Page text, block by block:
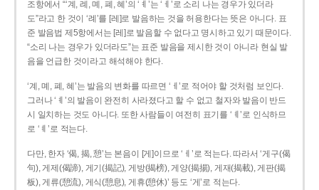
조항에서 “‘계, 례, 몌, 폐, 혜’의 ‘ㅖ’는 ‘ㅔ’로 소리 나는 경우가 있더라
도”라고 한 것이 ‘례’를 [레]로 발음하는 것을 허용한다는 뜻은 아니다. 표
준 발음법 제5항에서는 [레]로 발음할 수 없다고 명시하고 있기 때문이다.
“소리 나는 경우가 있더라도”는 표준 발음을 제시한 것이 아니라 현실 발
음을 언급한 것이라고 해석해야 한다.
‘계, 몌, 폐, 혜’는 발음의 변화를 따르면 ‘ㅔ’로 적어야 할 것처럼 보인다.
그러나 ‘ㅖ’의 발음이 완전히 사라졌다고 할 수 없고 철자와 발음이 반드
시 일치하는 것도 아니다. 또한 사람들이 여전히 표기를 ‘ㅖ’로 인식하므
로 ‘ㅖ’로 적는다.
다만, 한자 ‘偈, 揭, 憩’는 본음이 [게]이므로 ‘ㅔ’로 적는다. 따라서 ‘게구(偈
句), 게제(偈諦), 게기(揭記), 게방(揭榜), 게양(揭揚), 게재(揭載), 게판(揭
板), 게류(憩流), 게식(憩息), 게휴(憩休)’ 등도 ‘게’로 적는다.